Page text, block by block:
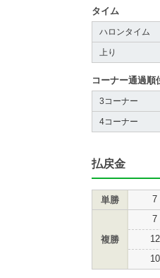
タイム
ハロンタイム
上り
コーナー通過順
3コーナー
4コーナー
払戻金
単勝 7
複勝
7
12
10